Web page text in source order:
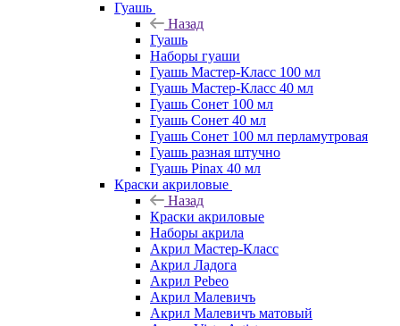
Гуашь
Назад
Гуашь
Наборы гуаши
Гуашь Мастер-Класс 100 мл
Гуашь Мастер-Класс 40 мл
Гуашь Сонет 100 мл
Гуашь Сонет 40 мл
Гуашь Сонет 100 мл перламутровая
Гуашь разная штучно
Гуашь Pinax 40 мл
Краски акриловые
Назад
Краски акриловые
Наборы акрила
Акрил Мастер-Класс
Акрил Ладога
Акрил Pebeo
Акрил Малевичъ
Акрил Малевичъ матовый